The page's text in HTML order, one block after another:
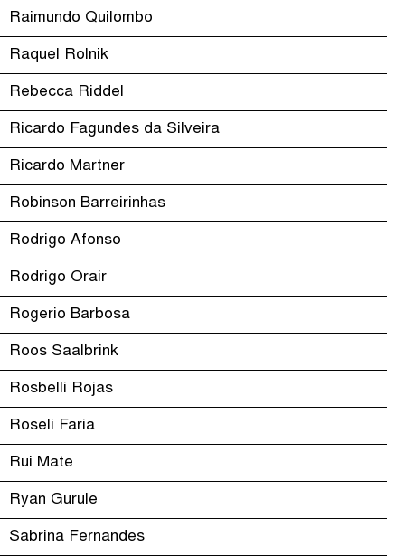
Raimundo Quilombo
Raquel Rolnik
Rebecca Riddel
Ricardo Fagundes da Silveira
Ricardo Martner
Robinson Barreirinhas
Rodrigo Afonso
Rodrigo Orair
Rogerio Barbosa
Roos Saalbrink
Rosbelli Rojas
Roseli Faria
Rui Mate
Ryan Gurule
Sabrina Fernandes